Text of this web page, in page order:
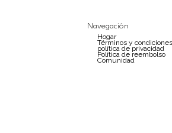
Navegación
Hogar
Términos y condiciones
política de privacidad
Política de reembolso
Comunidad